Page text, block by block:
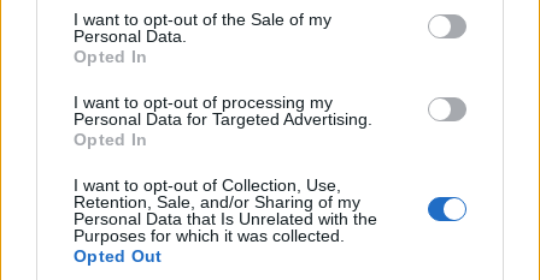
consent section.
I want to opt-out of the Sale of my
Personal Data.
Opted In
I want to opt-out of processing my
Personal Data for Targeted Advertising.
Opted In
I want to opt-out of Collection, Use,
Retention, Sale, and/or Sharing of my
Personal Data that Is Unrelated with the
Purposes for which it was collected.
Opted Out